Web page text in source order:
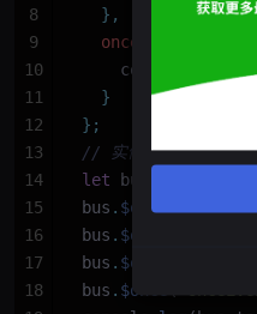
  },
  onceEvent
    console
  }
};
// 实例化对象
let bus
bus . $on (
bus . $on
bus . $on
bus . $once
8
9
10
11
12
13
14
15
16
17
18